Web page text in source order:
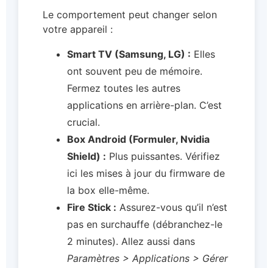
Le comportement peut changer selon
votre appareil :
Smart TV (Samsung, LG) : Elles
ont souvent peu de mémoire.
Fermez toutes les autres
applications en arrière-plan. C’est
crucial.
Box Android (Formuler, Nvidia
Shield) : Plus puissantes. Vérifiez
ici les mises à jour du firmware de
la box elle-même.
Fire Stick : Assurez-vous qu’il n’est
pas en surchauffe (débranchez-le
2 minutes). Allez aussi dans
Paramètres > Applications > Gérer